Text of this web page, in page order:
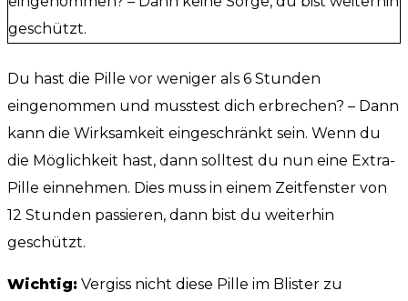
geschützt.
Du hast die Pille vor weniger als 6 Stunden
eingenommen und musstest dich erbrechen? – Dann
kann die Wirksamkeit eingeschränkt sein. Wenn du
die Möglichkeit hast, dann solltest du nun eine Extra-
Pille einnehmen. Dies muss in einem Zeitfenster von
12 Stunden passieren, dann bist du weiterhin
geschützt.
Wichtig: Vergiss nicht diese Pille im Blister zu